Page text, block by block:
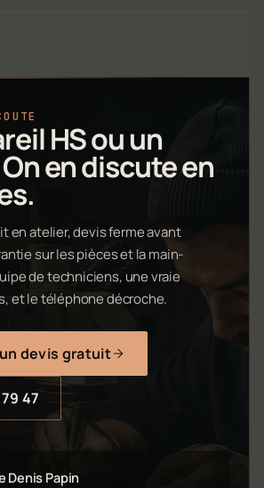
HS ou un
en discute en
en atelier, devis ferme avant
sur les pièces et la main-
de techniciens, une vraie
et le téléphone décroche.
devis gratuit
47
Denis Papin